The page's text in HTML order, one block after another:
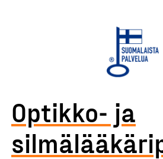
Optikko- ja